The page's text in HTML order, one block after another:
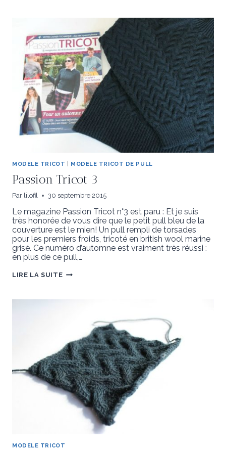
MODELE TRICOT | MODELE TRICOT DE PULL
Passion Tricot 3
Par lilofil 30 septembre 2015
Le magazine Passion Tricot n°3 est paru : Et je suis
très honorée de vous dire que le petit pull bleu de la
couverture est le mien! Un pull rempli de torsades
pour les premiers froids, tricoté en british wool marine
grisé. Ce numéro d’automne est vraiment très réussi :
en plus de ce pull,…
LIRE LA SUITEPASSION
MODELE TRICOT